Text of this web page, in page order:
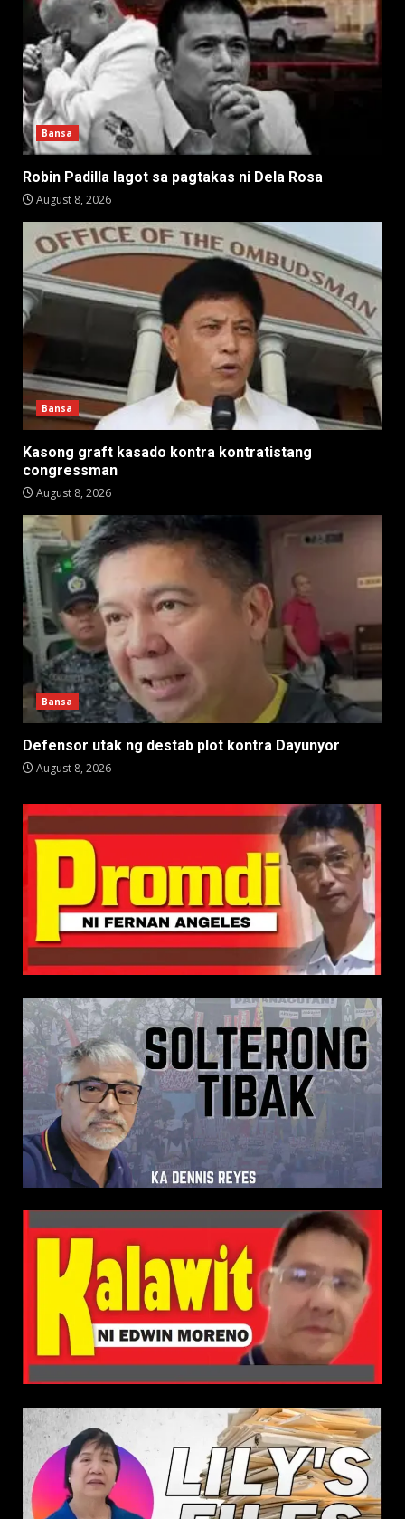
Bansa
Robin Padilla lagot sa pagtakas ni Dela Rosa
August 8, 2026
Bansa
Kasong graft kasado kontra kontratistang
congressman
August 8, 2026
Bansa
Defensor utak ng destab plot kontra Dayunyor
August 8, 2026